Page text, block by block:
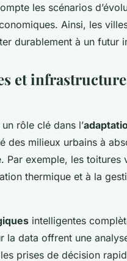
les scénarios
Ainsi, les
durablement à un futur
et
rôle clé dans l’
des milieux urbains à
Par exemple, les toitures
thermique et à la
intelligentes
la data offrent une
prises de décision